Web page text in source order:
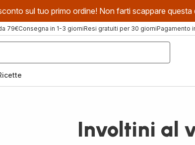
sul tuo primo ordine! Non farti scappare
79€Consegna in 1-3 giorniResi gratuiti per 30 giorniPagamento
Involtini al